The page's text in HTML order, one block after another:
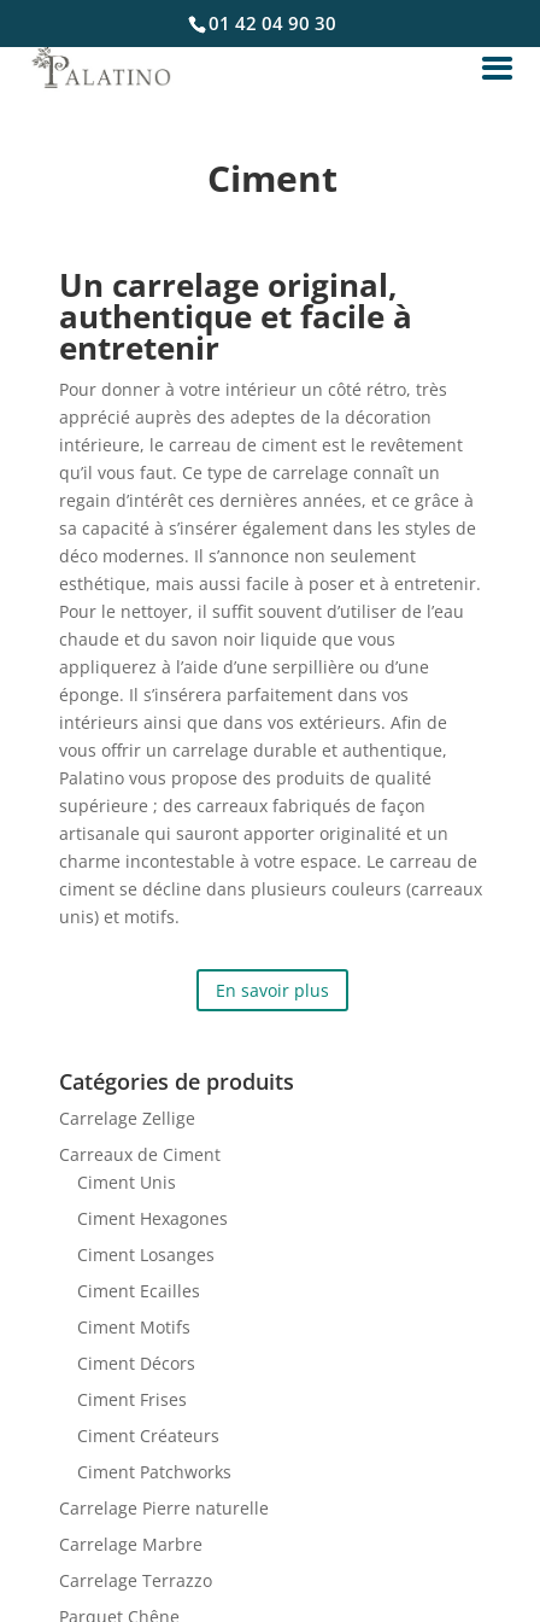
01 42 04 90 30
Ciment
Un carrelage original,
authentique et facile à
entretenir
Pour donner à votre intérieur un côté rétro, très
apprécié auprès des adeptes de la décoration
intérieure, le carreau de ciment est le revêtement
qu’il vous faut. Ce type de carrelage connaît un
regain d’intérêt ces dernières années, et ce grâce à
sa capacité à s’insérer également dans les styles de
déco modernes. Il s’annonce non seulement
esthétique, mais aussi facile à poser et à entretenir.
Pour le nettoyer, il suffit souvent d’utiliser de l’eau
chaude et du savon noir liquide que vous
appliquerez à l’aide d’une serpillière ou d’une
éponge. Il s’insérera parfaitement dans vos
intérieurs ainsi que dans vos extérieurs. Afin de
vous offrir un carrelage durable et authentique,
Palatino vous propose des produits de qualité
supérieure ; des carreaux fabriqués de façon
artisanale qui sauront apporter originalité et un
charme incontestable à votre espace. Le carreau de
ciment se décline dans plusieurs couleurs (carreaux
unis) et motifs.
En savoir plus
Catégories de produits
Carrelage Zellige
Carreaux de Ciment
Ciment Unis
Ciment Hexagones
Ciment Losanges
Ciment Ecailles
Ciment Motifs
Ciment Décors
Ciment Frises
Ciment Créateurs
Ciment Patchworks
Carrelage Pierre naturelle
Carrelage Marbre
Carrelage Terrazzo
Parquet Chêne